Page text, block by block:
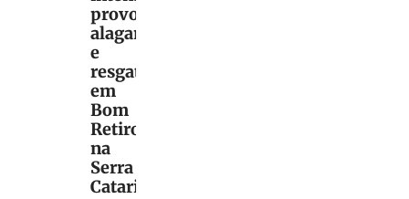
provoca
alagamentos
e
resgates
em
Bom
Retiro,
na
Serra
Catarinense